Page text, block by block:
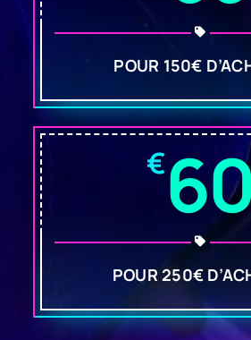
POUR 150€
€
POUR 250€